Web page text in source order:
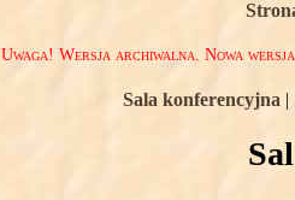
Uwaga! Wersja archiwalna. Nowa
Sala konferencyjna |